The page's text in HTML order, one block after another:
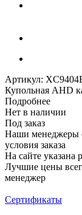
Артикул:
Купольная AHD
Подробнее
Нет в наличии
Под заказ
Наши менеджеры
условия заказа
На сайте указана
Лучшие цены
менеджер
Сертификаты